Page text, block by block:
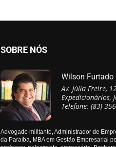
SOBRE NÓS
Wilson Furtado
Av. Júlia Freire,
Expedicionários,
Telefone: (83)
Advogado militante, Administrador de
da Paraíba, MBA em Gestão Empresarial